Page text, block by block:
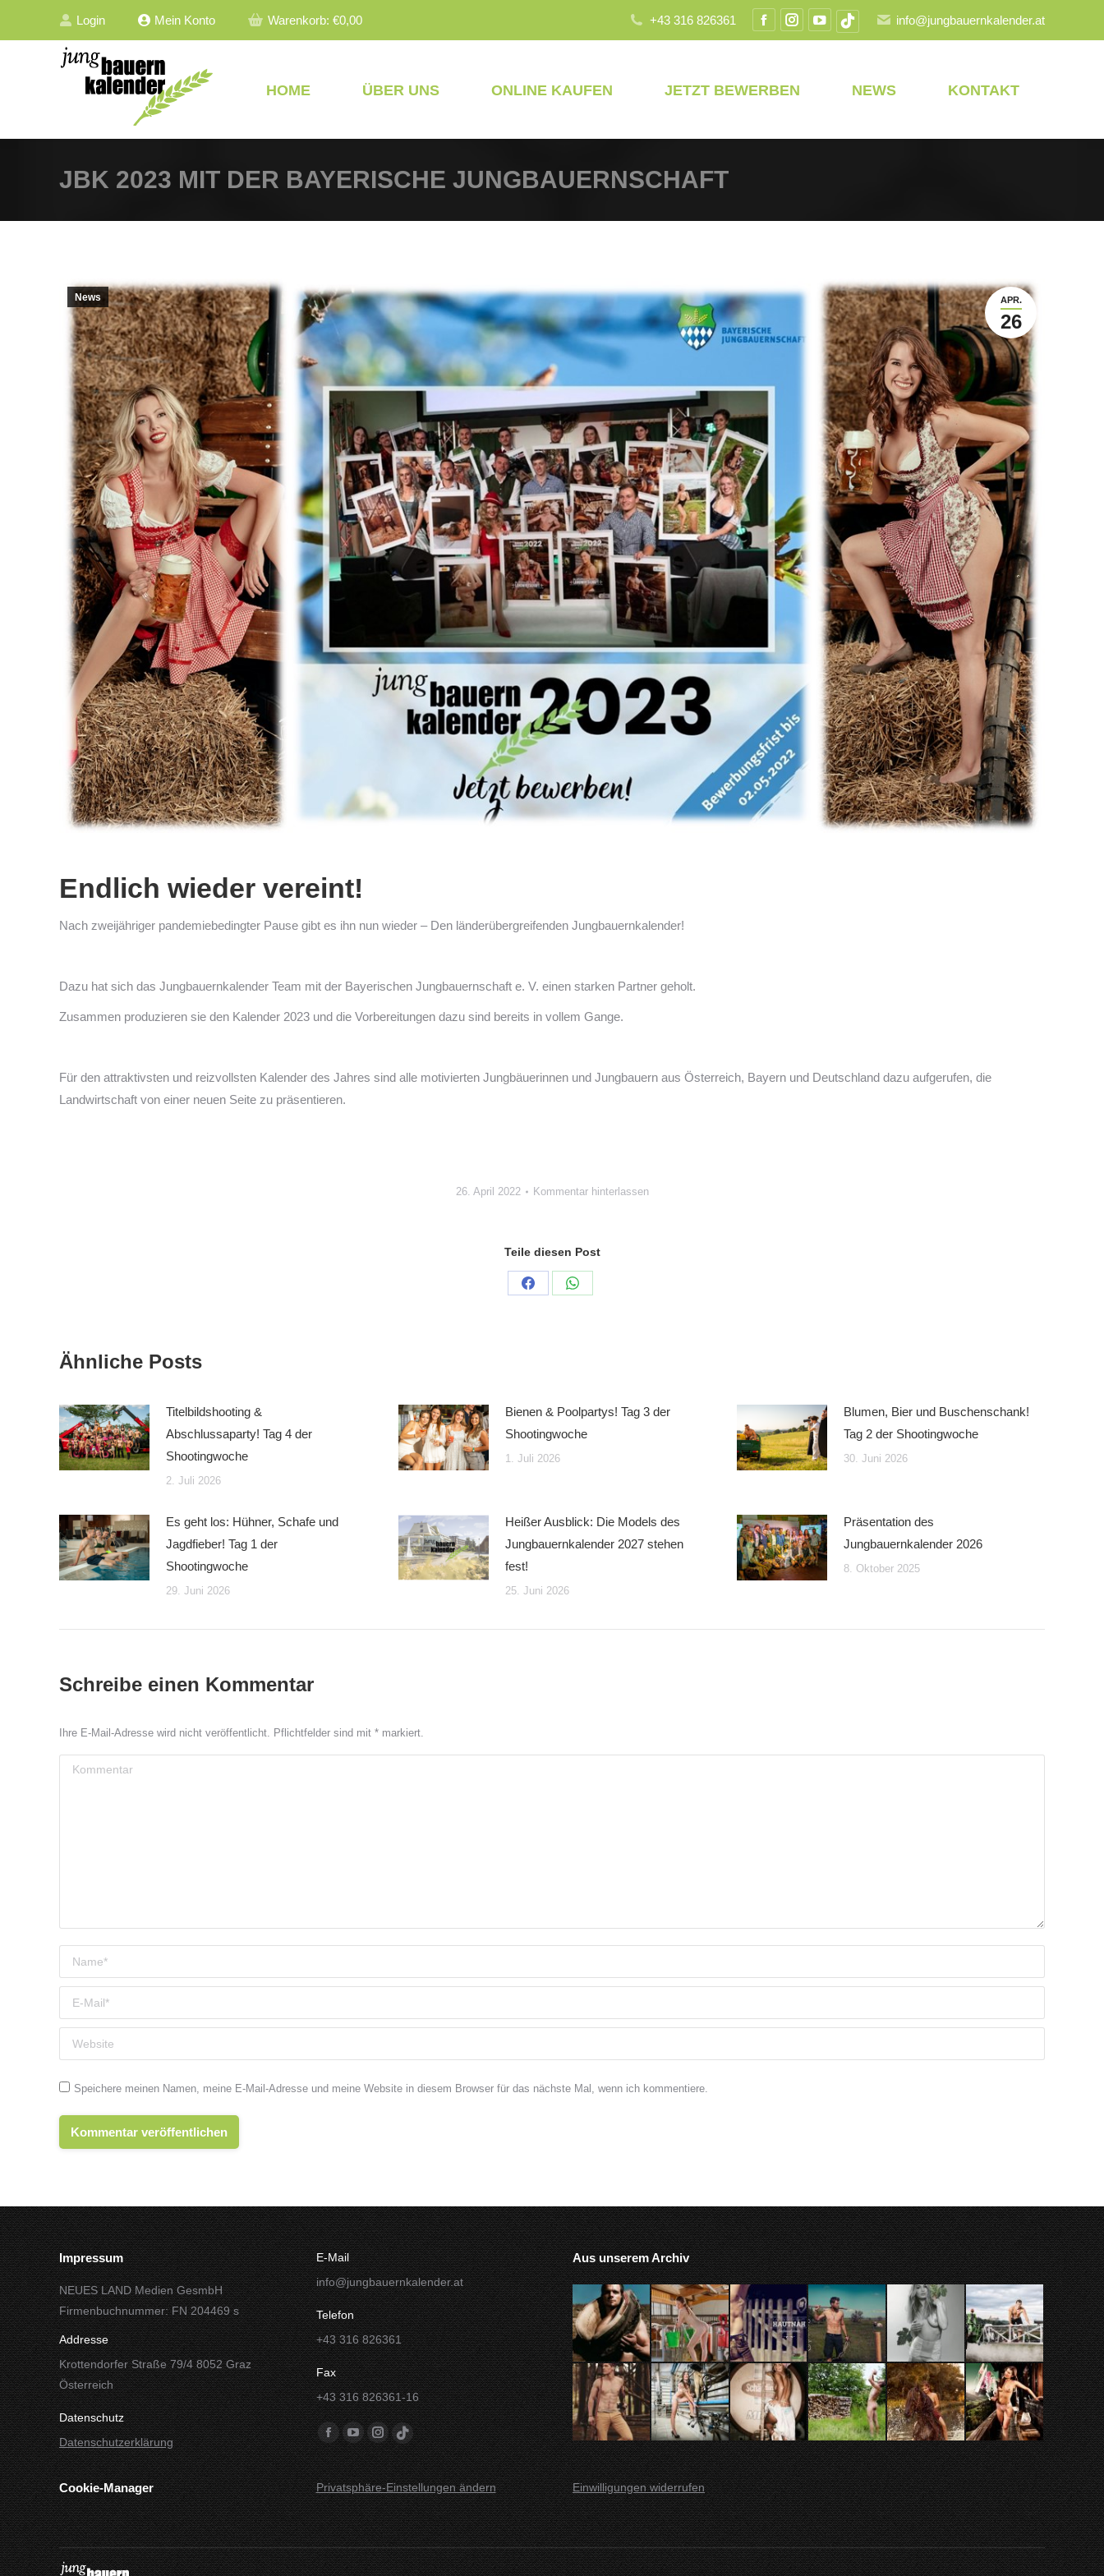
Login Mein Konto Warenkorb: €0,00 +43 316 826361
Facebook
in
Instagram
in
YouTubeTikTok
in
info@jungbauernkalender.at
HOME ÜBER UNS ONLINE KAUFEN JETZT BEWERBEN NEWS KONTAKT
JBK 2023 MIT DER BAYERISCHE JUNGBAUERNSCHAFT
APR.
26
News
Endlich wieder vereint!
Nach zweijähriger pandemiebedingter Pause gibt es ihn nun wieder – Den länderübergreifenden Jungbauernkalender!
Dazu hat sich das Jungbauernkalender Team mit der Bayerischen Jungbauernschaft e. V. einen starken Partner geholt.
Zusammen produzieren sie den Kalender 2023 und die Vorbereitungen dazu sind bereits in vollem Gange.
Für den attraktivsten und reizvollsten Kalender des Jahres sind alle motivierten Jungbäuerinnen und Jungbauern aus Österreich, Bayern und Deutschland dazu aufgerufen, die
Landwirtschaft von einer neuen Seite zu präsentieren.
26. April 2022 Kommentar hinterlassen
Teile diesen Post
Auf
Auf
Ähnliche Posts
Titelbildshooting &
Abschlussaparty! Tag 4 der
Shootingwoche
2. Juli 2026
Bienen & Poolpartys! Tag 3 der
Shootingwoche
1. Juli 2026
Blumen, Bier und Buschenschank!
Tag 2 der Shootingwoche
30. Juni 2026
Es geht los: Hühner, Schafe und
Jagdfieber! Tag 1 der
Shootingwoche
29. Juni 2026
Heißer Ausblick: Die Models des
Jungbauernkalender 2027 stehen
fest!
25. Juni 2026
Präsentation des
Jungbauernkalender 2026
8. Oktober 2025
Schreibe einen Kommentar
Ihre E-Mail-Adresse wird nicht veröffentlicht. Pflichtfelder sind mit * markiert.
Kommentar
Name *
E-Mail *
Website
Speichere meinen Namen, meine E-Mail-Adresse und meine Website in diesem Browser für das nächste Mal, wenn ich kommentiere.
Kommentar veröffentlichen
Impressum
NEUES LAND Medien GesmbH
Firmenbuchnummer: FN 204469 s
Addresse
Krottendorfer Straße 79/4 8052 Graz
Österreich
Datenschutz
Datenschutzerklärung
E-Mail
info@jungbauernkalender.at
Telefon
+43 316 826361
Fax
+43 316 826361-16
Finde uns auf:
Facebook
Seite
wird
in
einem
neuen
Fenster
YouTube
Seite
wird
in
einem
neuen
Fenster
Instagram
Seite
wird
in
einem
neuen
Fenster
TikTok
Seite
wird
in
einem
neuen
Fenster
Aus unserem Archiv
Cookie-Manager Privatsphäre-Einstellungen ändern Einwilligungen widerrufen